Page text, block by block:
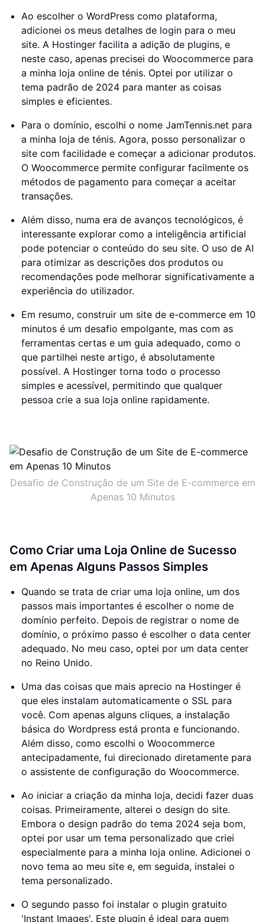
Ao escolher o WordPress como plataforma,
adicionei os meus detalhes de login para o meu
site. A Hostinger facilita a adição de plugins, e
neste caso, apenas precisei do Woocommerce para
a minha loja online de ténis. Optei por utilizar o
tema padrão de 2024 para manter as coisas
simples e eficientes.
Para o domínio, escolhi o nome JamTennis.net para
a minha loja de ténis. Agora, posso personalizar o
site com facilidade e começar a adicionar produtos.
O Woocommerce permite configurar facilmente os
métodos de pagamento para começar a aceitar
transações.
Além disso, numa era de avanços tecnológicos, é
interessante explorar como a inteligência artificial
pode potenciar o conteúdo do seu site. O uso de AI
para otimizar as descrições dos produtos ou
recomendações pode melhorar significativamente a
experiência do utilizador.
Em resumo, construir um site de e-commerce em 10
minutos é um desafio empolgante, mas com as
ferramentas certas e um guia adequado, como o
que partilhei neste artigo, é absolutamente
possível. A Hostinger torna todo o processo
simples e acessível, permitindo que qualquer
pessoa crie a sua loja online rapidamente.
Desafio de Construção de um Site de E-commerce em
Apenas 10 Minutos
Como Criar uma Loja Online de Sucesso
em Apenas Alguns Passos Simples
Quando se trata de criar uma loja online, um dos
passos mais importantes é escolher o nome de
domínio perfeito. Depois de registrar o nome de
domínio, o próximo passo é escolher o data center
adequado. No meu caso, optei por um data center
no Reino Unido.
Uma das coisas que mais aprecio na Hostinger é
que eles instalam automaticamente o SSL para
você. Com apenas alguns cliques, a instalação
básica do Wordpress está pronta e funcionando.
Além disso, como escolhi o Woocommerce
antecipadamente, fui direcionado diretamente para
o assistente de configuração do Woocommerce.
Ao iniciar a criação da minha loja, decidi fazer duas
coisas. Primeiramente, alterei o design do site.
Embora o design padrão do tema 2024 seja bom,
optei por usar um tema personalizado que criei
especialmente para a minha loja online. Adicionei o
novo tema ao meu site e, em seguida, instalei o
tema personalizado.
O segundo passo foi instalar o plugin gratuito
'Instant Images'. Este plugin é ideal para quem